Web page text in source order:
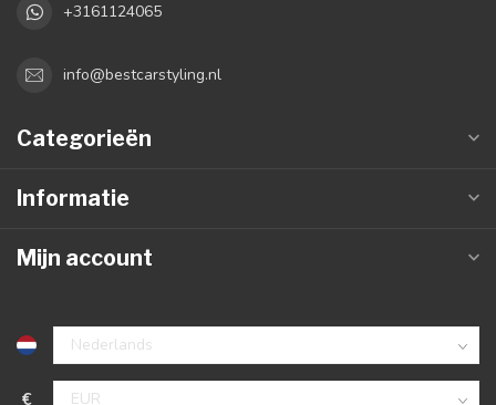
+3161124065
info@bestcarstyling.nl
Categorieën
Informatie
Mijn account
€